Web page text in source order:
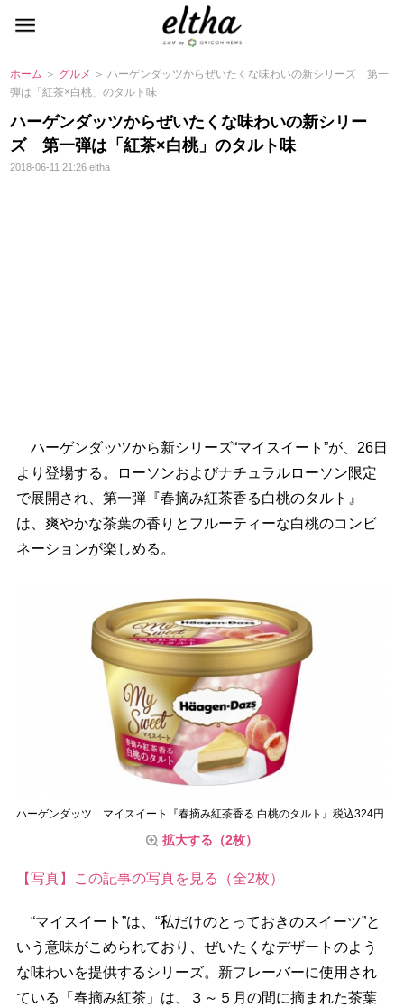
ホーム ＞ グルメ ＞ ハーゲンダッツからぜいたくな味わいの新シリーズ 第一
弾は「紅茶×白桃」のタルト味
ハーゲンダッツからぜいたくな味わいの新シリー
ズ 第一弾は「紅茶×白桃」のタルト味
2018-06-11 21:26eltha
ハーゲンダッツから新シリーズ“マイスイート”が、26日
より登場する。ローソンおよびナチュラルローソン限定
で展開され、第一弾『春摘み紅茶香る白桃のタルト』
は、爽やかな茶葉の香りとフルーティーな白桃のコンビ
ネーションが楽しめる。
ハーゲンダッツ マイスイート『春摘み紅茶香る 白桃のタルト』税込324円
拡大する（2枚）
【写真】この記事の写真を見る（全2枚）
“マイスイート”は、“私だけのとっておきのスイーツ”と
いう意味がこめられており、ぜいたくなデザートのよう
な味わいを提供するシリーズ。新フレーバーに使用され
ている「春摘み紅茶」は、３～５月の間に摘まれた茶葉